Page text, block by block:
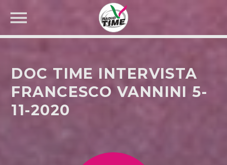
CERCA NEL SITO WEB:
DOC TIME INTERVISTA
FRANCESCO VANNINI 5-
11-2020